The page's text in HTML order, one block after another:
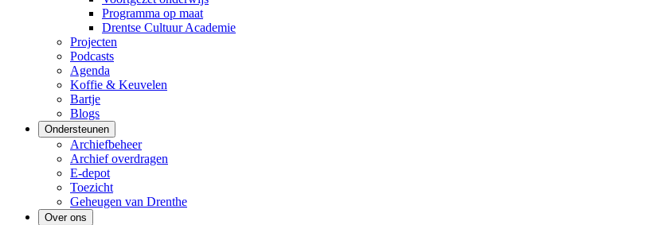
Programma op maat
Drentse Cultuur Academie
Projecten
Podcasts
Agenda
Koffie & Keuvelen
Bartje
Blogs
Ondersteunen
Archiefbeheer
Archief overdragen
E-depot
Toezicht
Geheugen van Drenthe
Over ons